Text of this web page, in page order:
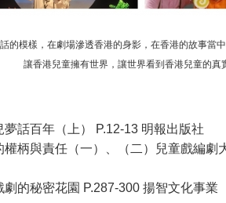
的模樣，在劇場滲透香港的身影，在香港的故事當
讓香港兒童擁有世界，讓世界看到香港兒童的真
夢話百年（上） P.12-13 明報出版社
權柄與責任（一）、（二）兒童戲編劇
的秘密花園 P.287-300 揚智文化事業